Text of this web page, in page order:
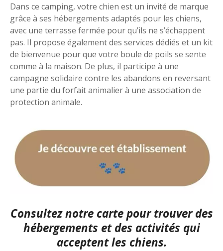
Dans ce camping, votre chien est un invité de marque
grâce à ses hébergements adaptés pour les chiens,
avec une terrasse fermée pour qu’ils ne s’échappent
pas. Il propose également des services dédiés et un kit
de bienvenue pour que votre boule de poils se sente
comme à la maison. De plus, il participe à une
campagne solidaire contre les abandons en reversant
une partie du forfait animalier à une association de
protection animale.
Consultez notre cartepour trouver des
hébergements et des activités qui
acceptent les chiens.